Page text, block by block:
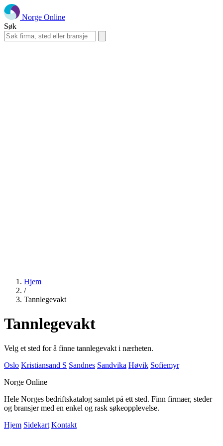
Norge Online
Søk
Hjem
/
Tannlegevakt
Tannlegevakt
Velg et sted for å finne tannlegevakt i nærheten.
Oslo Kristiansand S Sandnes Sandvika Høvik Sofiemyr
Norge Online
Hele Norges bedriftskatalog samlet på ett sted. Finn firmaer, steder
og bransjer med en enkel og rask søkeopplevelse.
Hjem Sidekart Kontakt